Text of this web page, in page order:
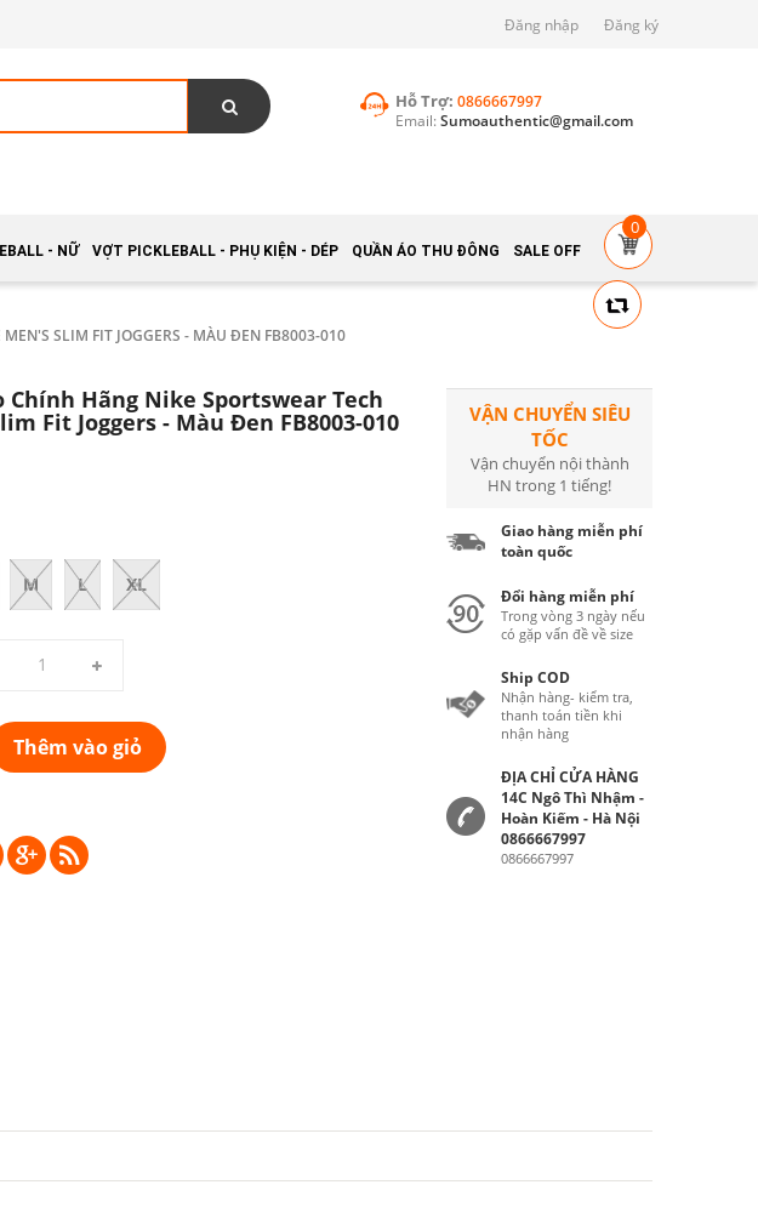
Đăng nhập Đăng ký
Hỗ Trợ: 0866667997
Email: Sumoauthentic@gmail.com
- NỮ VỢT PICKLEBALL - PHỤ KIỆN - DÉP QUẦN ÁO THU ĐÔNG SALE OFF
0
SLIM FIT JOGGERS - MÀU ĐEN FB8003-010
Chính Hãng Nike Sportswear Tech
Fit Joggers - Màu Đen FB8003-010
M L XL
Thêm vào giỏ
VẬN CHUYỂN SIÊU
TỐC
Vận chuyển nội thành
HN trong 1 tiếng!
Giao hàng miễn phí
toàn quốc
Đổi hàng miễn phí
Trong vòng 3 ngày nếu
có gặp vấn đề về size
Ship COD
Nhận hàng- kiểm tra,
thanh toán tiền khi
nhận hàng
ĐỊA CHỈ CỬA HÀNG
14C Ngô Thì Nhậm -
Hoàn Kiếm - Hà Nội
0866667997
0866667997